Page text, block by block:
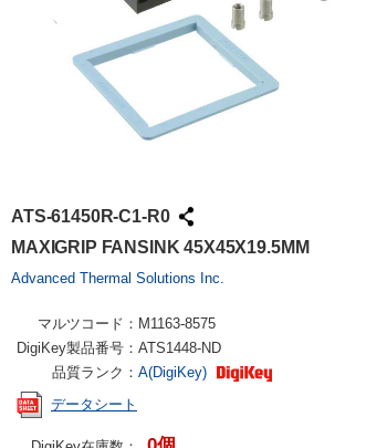
ATS-61450R-C1-R0
MAXIGRIP FANSINK 45X45X19.5MM
Advanced Thermal Solutions Inc.
マルツコード： M1163-8575
DigiKey製品番号： ATS1448-ND
品質ランク： A(DigiKey)
データシート